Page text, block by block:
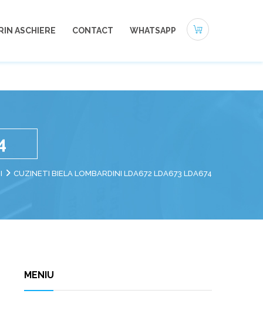
ASCHIERE CONTACT WHATSAPP
CUZINETI BIELA LOMBARDINI LDA672 LDA673 LDA674
MENIU